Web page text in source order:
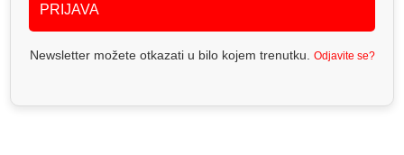
PRIJAVA
Newsletter možete otkazati u bilo kojem trenutku. Odjavite se?